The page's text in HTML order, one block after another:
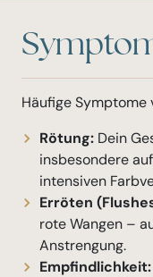
Häufige Symptome
Rötung: Dein
insbesondere
intensiven
Erröten
rote Wangen –
Anstrengung.
Empfindlichkeit: